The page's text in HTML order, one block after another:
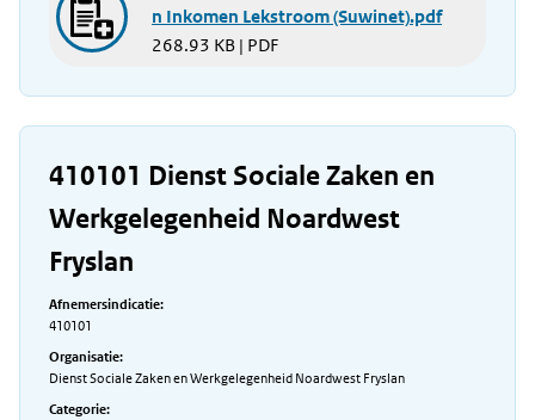
n Inkomen Lekstroom (Suwinet).pdf
268.93 KB | PDF
410101 Dienst Sociale Zaken en
Werkgelegenheid Noardwest
Fryslan
Afnemersindicatie:
410101
Organisatie:
Dienst Sociale Zaken en Werkgelegenheid Noardwest Fryslan
Categorie: